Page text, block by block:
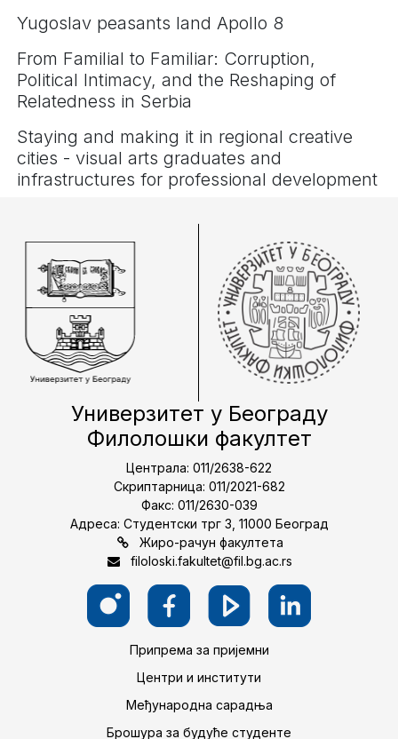
Yugoslav peasants land Apollo 8
From Familial to Familiar: Corruption,
Political Intimacy, and the Reshaping of
Relatedness in Serbia
Staying and making it in regional creative
cities - visual arts graduates and
infrastructures for professional development
Универзитет у Београду
Филолошки факултет
Централа: 011/2638-622
Скриптарница: 011/2021-682
Факс: 011/2630-039
Адреса: Студентски трг 3, 11000 Београд
Жиро-рачун факултета
filoloski.fakultet@fil.bg.ac.rs
Припрема за пријемни
Центри и институти
Међународна сарадња
Брошура за будуће студенте